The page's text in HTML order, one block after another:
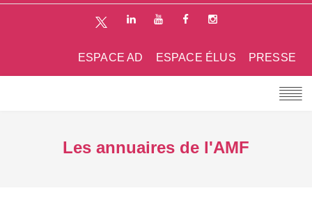
PRESSE
ESPACE ÉLUS
ESPACE AD
Les annuaires de l'AMF